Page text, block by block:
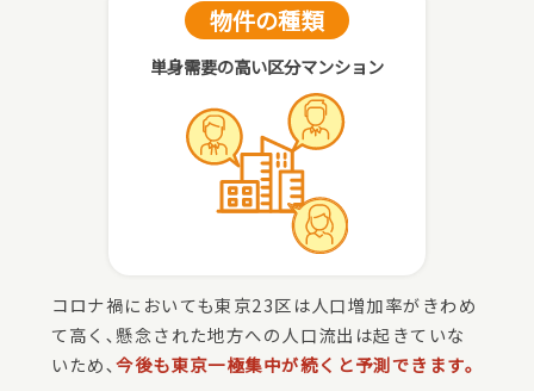
物件の種類
単身需要の高い区分マンション
コロナ禍においても東京23区は人口増加率がきわめ
て高く､懸念された地方への人口流出は起きていな
いため､今後も東京一極集中が続くと予測できます。